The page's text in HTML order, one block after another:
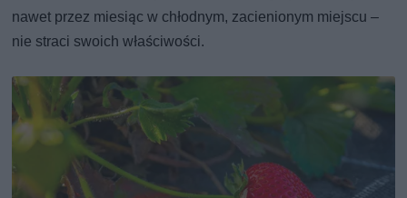
nawet przez miesiąc w chłodnym, zacienionym miejscu –
nie straci swoich właściwości.